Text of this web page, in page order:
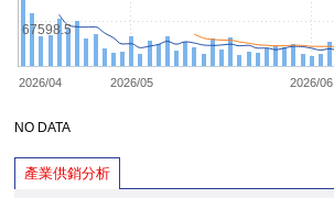
2026/04 2026/05 2026/06
67598.5
NO DATA
產業供銷分析